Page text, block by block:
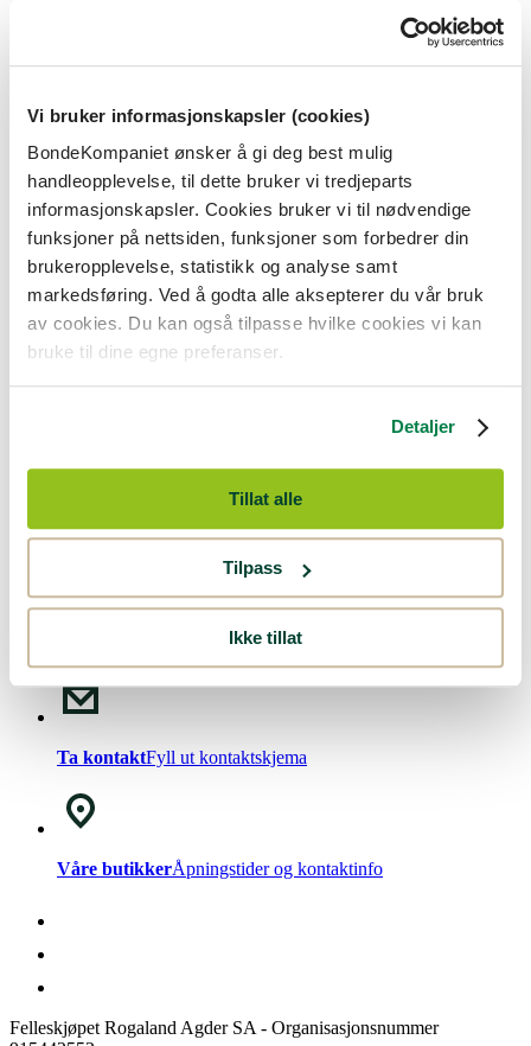
Vi bruker informasjonskapsler (cookies)
BondeKompaniet ønsker å gi deg best mulig
handleopplevelse, til dette bruker vi tredjeparts
informasjonskapsler. Cookies bruker vi til nødvendige
funksjoner på nettsiden, funksjoner som forbedrer din
brukeropplevelse, statistikk og analyse samt
markedsføring. Ved å godta alle aksepterer du vår bruk
av cookies. Du kan også tilpasse hvilke cookies vi kan
bruke til dine egne preferanser.
Detaljer
Tillat alle
Tilpass
Ikke tillat
Informasjonskapsler
BondeKompaniet
Våre butikker
Presse
Ledige stillinger
Bonde og bedriftskunde
BondeKompaniet erFelleskjøpet Rogaland Agdersitt butikkonsept
BondeKompaniet har det du trenger av praktisk utstyr, reparasjon og
gode råd innenfor hus og hage, fritid, kjæledyr og landbruk.
Nyhetsbrev!Meld deg på vårtnyhetsbrev.
Mandag - Fredag kl. 08-15
Ta kontaktFyll ut kontaktskjema
Våre butikkerÅpningstider og kontaktinfo
Felleskjøpet Rogaland Agder SA - Organisasjonsnummer